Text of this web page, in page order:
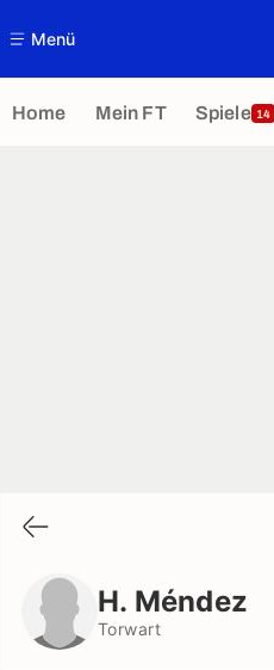
Menü
Home Mein FT Spiele 14
H. Méndez
Torwart